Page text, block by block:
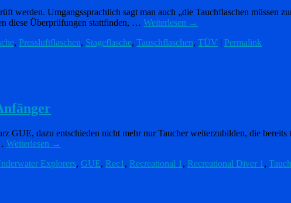
werden. Umgangssprachlich sagt man auch „die Tauchflaschen
diese Überprüfungen stattfinden, … Weiterlesen →
, Pressluftflaschen, Stageflasche, Tauschflaschen, TÜV
Permalink
GUE, dazu entschieden nicht mehr nur Taucher weiterzubilden, die
Weiterlesen →
Explorers, GUE, Rec1 , Recreational 1 , Recreational Diver 1 ,